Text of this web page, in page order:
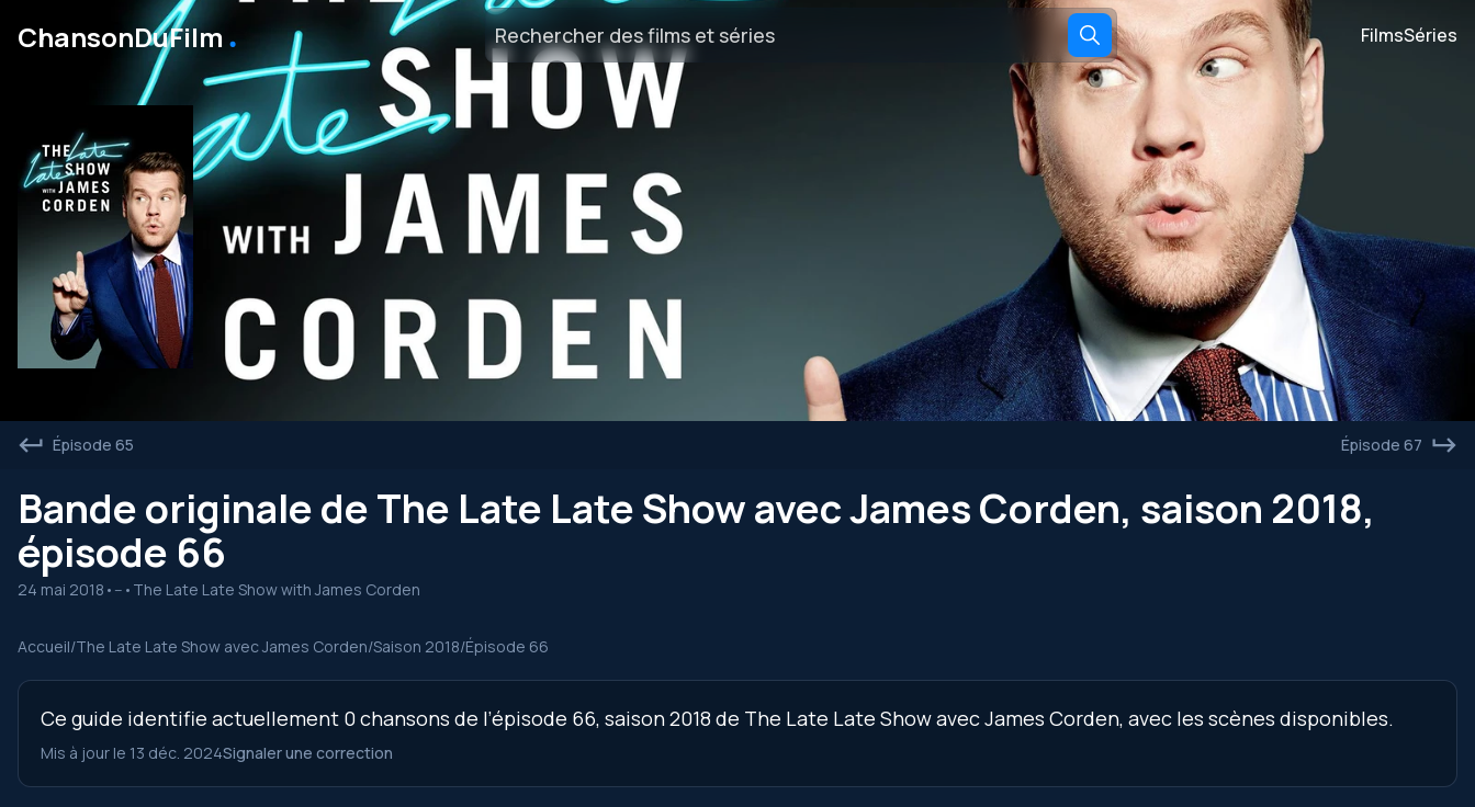
ChansonDuFilm ․ FilmsSéries
Épisode 65 Épisode 67
Bande originale de The Late Late Show avec James Corden, saison 2018,
épisode 66
24 mai 2018 • -- • The Late Late Show with James Corden
Accueil/The Late Late Show avec James Corden/Saison 2018/Épisode 66
Ce guide identifie actuellement 0 chansons de l’épisode 66, saison 2018 de The Late Late Show avec James Corden, avec les scènes disponibles.
Mis à jour le 13 déc. 2024Signaler une correction